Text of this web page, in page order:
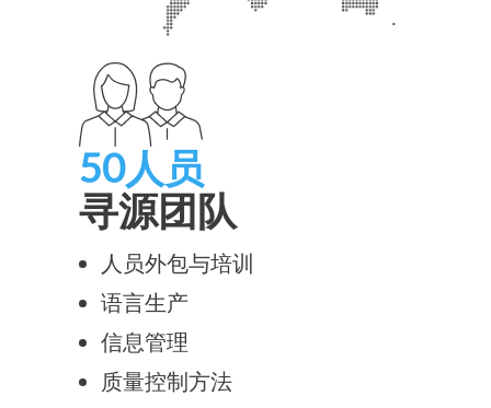
50人员
寻源团队
人员外包与培训
语言生产
信息管理
质量控制方法